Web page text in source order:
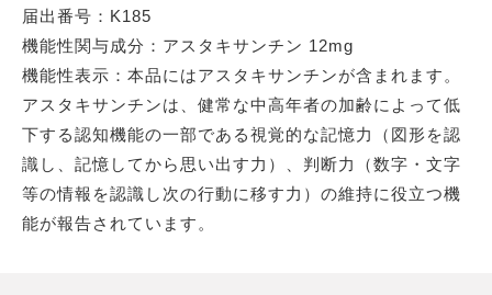
届出番号：K185
機能性関与成分：アスタキサンチン 12mg
機能性表示：本品にはアスタキサンチンが含まれます。
アスタキサンチンは、健常な中高年者の加齢によって低
下する認知機能の一部である視覚的な記憶力（図形を認
識し、記憶してから思い出す力）、判断力（数字・文字
等の情報を認識し次の行動に移す力）の維持に役立つ機
能が報告されています。